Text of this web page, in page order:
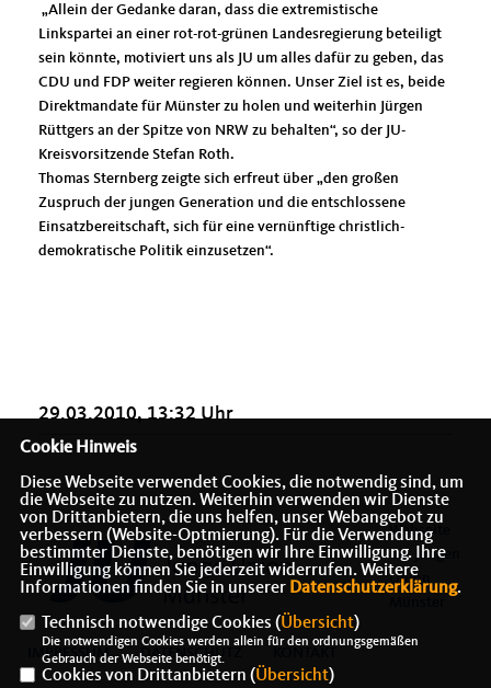
Allein der Gedanke daran, dass die extremistische
Linkspartei an einer rot-rot-grünen Landesregierung beteiligt
sein könnte, motiviert uns als JU um alles dafür zu geben, das
CDU und FDP weiter regieren können. Unser Ziel ist es, beide
Direktmandate für Münster zu holen und weiterhin Jürgen
Rüttgers an der Spitze von NRW zu behalten“, so der JU-
Kreisvorsitzende Stefan Roth.
Thomas Sternberg zeigte sich erfreut über „den großen
Zuspruch der jungen Generation und die entschlossene
Einsatzbereitschaft, sich für eine vernünftige christlich-
demokratische Politik einzusetzen“.
29.03.2010, 13:32 Uhr
Webseite
der Jungen
Union
IMPRESSUM DATENSCHUTZ
Cookie Hinweis
Diese Webseite verwendet Cookies, die notwendig sind, um
die Webseite zu nutzen. Weiterhin verwenden wir Dienste
von Drittanbietern, die uns helfen, unser Webangebot zu
verbessern (Website-Optmierung). Für die Verwendung
bestimmter Dienste, benötigen wir Ihre Einwilligung. Ihre
Einwilligung können Sie jederzeit widerrufen. Weitere
Informationen finden Sie in unserer Datenschutzerklärung.
Technisch notwendige Cookies (Übersicht)
Die notwendigen Cookies werden allein für den ordnungsgemäßen
Gebrauch der Webseite benötigt.
Cookies von Drittanbietern (Übersicht)